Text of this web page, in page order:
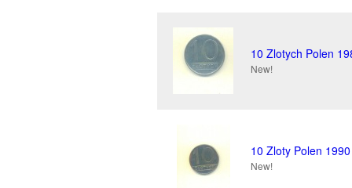
10 Zlotych Polen
New!
10 Zloty Polen 1990
New!